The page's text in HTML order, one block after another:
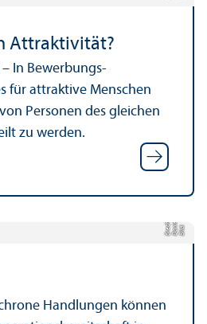
Attraktivität?
In Bewerbungs­
für attraktive Menschen
Personen des gleichen
zu werden.
Bil
d:
D
a
ni
elB
r
e
c
h
Handlungen können